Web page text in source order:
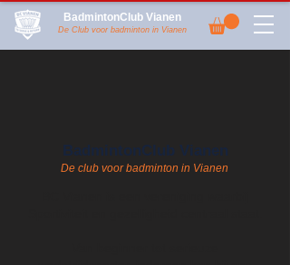
BadmintonClub Vianen
De Club voor badminton in Vianen
BadmintonClub Vianen
De club voor badminton in Vianen